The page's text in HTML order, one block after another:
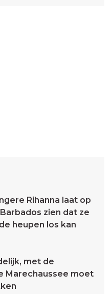
Rihanna laat op
zien dat ze
heupen los kan
met de
Marechaussee moet